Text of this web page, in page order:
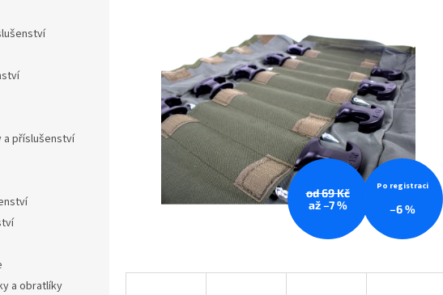
příslušenství
a obratlíky
hvězdiček.
od 69 Kč
až –7 %
Po registraci
–6 %